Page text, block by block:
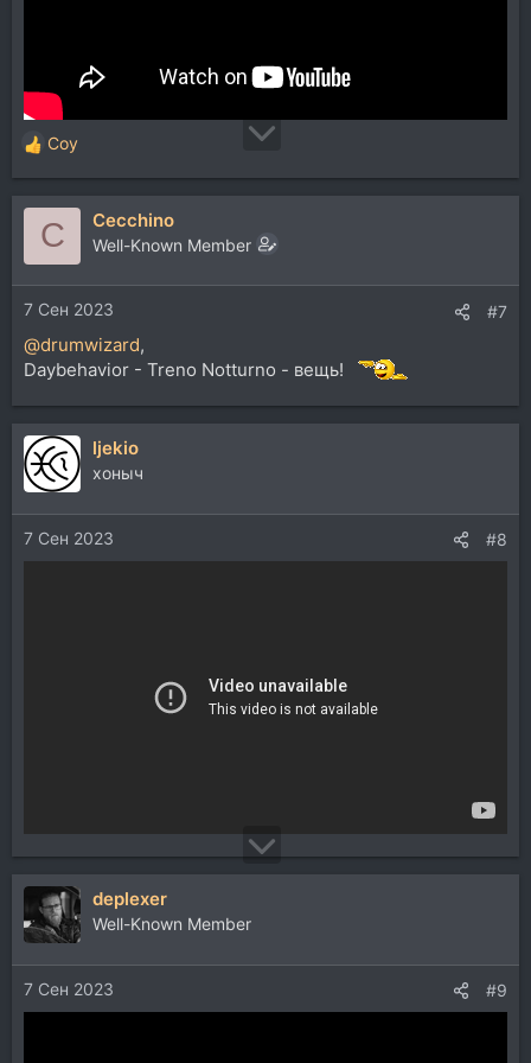
Р
е
а
и
и
:
Coy
C Cecchino
Well-Known Member
7 Сен 2023 #7
@drumwizard,
Daybehavior - Treno Notturno - вещь!
ljekio
хоныч
7 Сен 2023 #8
deplexer
Well-Known Member
7 Сен 2023 #9